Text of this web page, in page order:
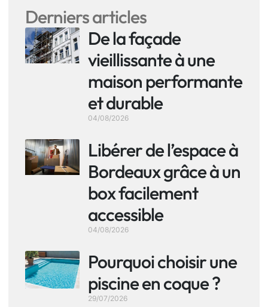
Derniers articles
De la façade
vieillissante à une
maison performante
et durable
04/08/2026
Libérer de l’espace à
Bordeaux grâce à un
box facilement
accessible
04/08/2026
Pourquoi choisir une
piscine en coque ?
29/07/2026